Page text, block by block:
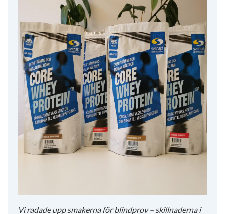
Vi radade upp smakerna för blindprov – skillnaderna i